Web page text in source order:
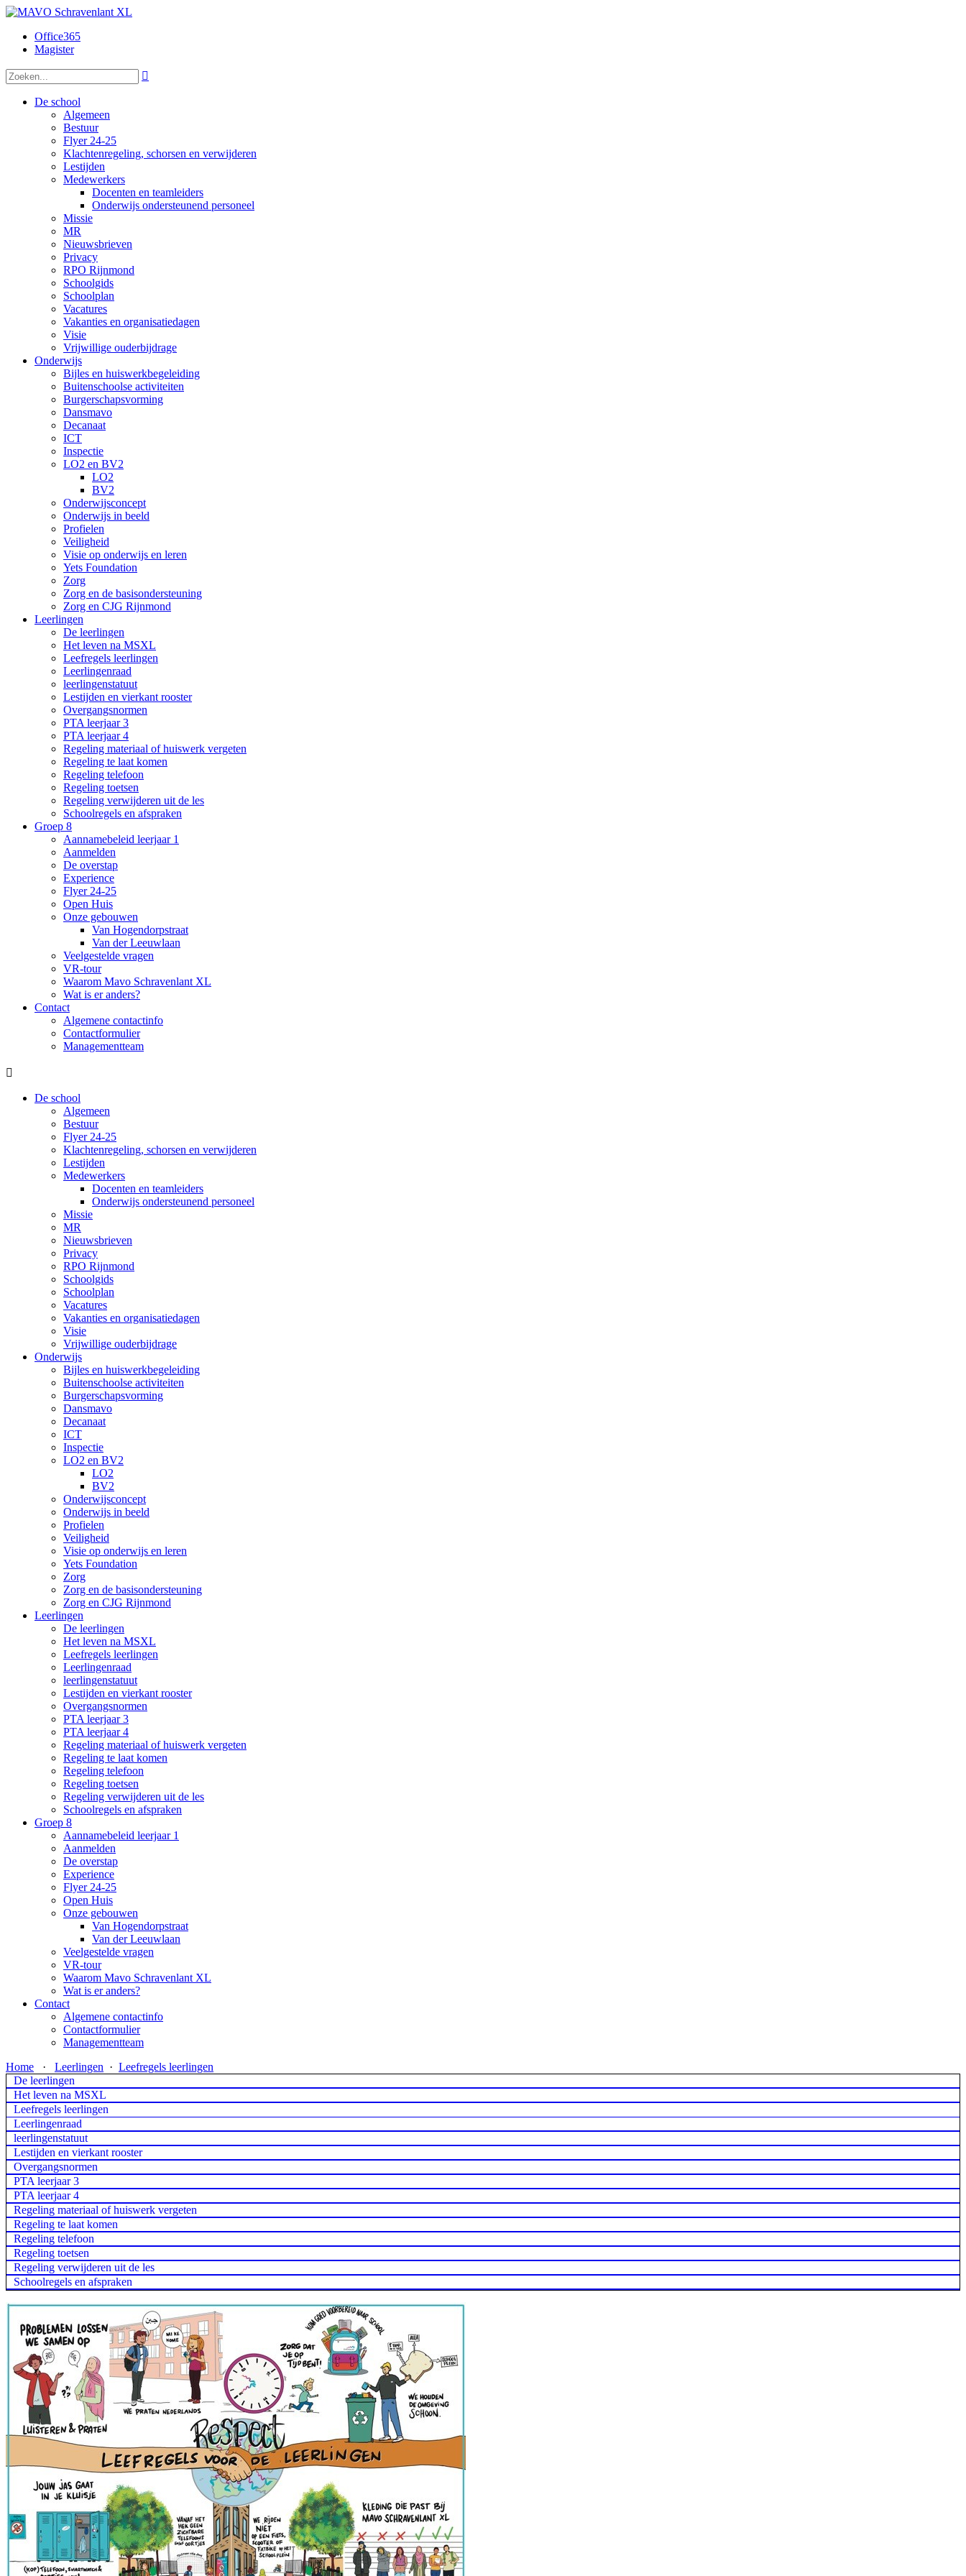
Office365
Magister

De school
Algemeen
Bestuur
Flyer 24-25
Klachtenregeling, schorsen en verwijderen
Lestijden
Medewerkers
Docenten en teamleiders
Onderwijs ondersteunend personeel
Missie
MR
Nieuwsbrieven
Privacy
RPO Rijnmond
Schoolgids
Schoolplan
Vacatures
Vakanties en organisatiedagen
Visie
Vrijwillige ouderbijdrage
Onderwijs
Bijles en huiswerkbegeleiding
Buitenschoolse activiteiten
Burgerschapsvorming
Dansmavo
Decanaat
ICT
Inspectie
LO2 en BV2
LO2
BV2
Onderwijsconcept
Onderwijs in beeld
Profielen
Veiligheid
Visie op onderwijs en leren
Yets Foundation
Zorg
Zorg en de basisondersteuning
Zorg en CJG Rijnmond
Leerlingen
De leerlingen
Het leven na MSXL
Leefregels leerlingen
Leerlingenraad
leerlingenstatuut
Lestijden en vierkant rooster
Overgangsnormen
PTA leerjaar 3
PTA leerjaar 4
Regeling materiaal of huiswerk vergeten
Regeling te laat komen
Regeling telefoon
Regeling toetsen
Regeling verwijderen uit de les
Schoolregels en afspraken
Groep 8
Aannamebeleid leerjaar 1
Aanmelden
De overstap
Experience
Flyer 24-25
Open Huis
Onze gebouwen
Van Hogendorpstraat
Van der Leeuwlaan
Veelgestelde vragen
VR-tour
Waarom Mavo Schravenlant XL
Wat is er anders?
Contact
Algemene contactinfo
Contactformulier
Managementteam

De school
Algemeen
Bestuur
Flyer 24-25
Klachtenregeling, schorsen en verwijderen
Lestijden
Medewerkers
Docenten en teamleiders
Onderwijs ondersteunend personeel
Missie
MR
Nieuwsbrieven
Privacy
RPO Rijnmond
Schoolgids
Schoolplan
Vacatures
Vakanties en organisatiedagen
Visie
Vrijwillige ouderbijdrage
Onderwijs
Bijles en huiswerkbegeleiding
Buitenschoolse activiteiten
Burgerschapsvorming
Dansmavo
Decanaat
ICT
Inspectie
LO2 en BV2
LO2
BV2
Onderwijsconcept
Onderwijs in beeld
Profielen
Veiligheid
Visie op onderwijs en leren
Yets Foundation
Zorg
Zorg en de basisondersteuning
Zorg en CJG Rijnmond
Leerlingen
De leerlingen
Het leven na MSXL
Leefregels leerlingen
Leerlingenraad
leerlingenstatuut
Lestijden en vierkant rooster
Overgangsnormen
PTA leerjaar 3
PTA leerjaar 4
Regeling materiaal of huiswerk vergeten
Regeling te laat komen
Regeling telefoon
Regeling toetsen
Regeling verwijderen uit de les
Schoolregels en afspraken
Groep 8
Aannamebeleid leerjaar 1
Aanmelden
De overstap
Experience
Flyer 24-25
Open Huis
Onze gebouwen
Van Hogendorpstraat
Van der Leeuwlaan
Veelgestelde vragen
VR-tour
Waarom Mavo Schravenlant XL
Wat is er anders?
Contact
Algemene contactinfo
Contactformulier
Managementteam
Home · Leerlingen · Leefregels leerlingen
De leerlingen
Het leven na MSXL
Leefregels leerlingen
Leerlingenraad
leerlingenstatuut
Lestijden en vierkant rooster
Overgangsnormen
PTA leerjaar 3
PTA leerjaar 4
Regeling materiaal of huiswerk vergeten
Regeling te laat komen
Regeling telefoon
Regeling toetsen
Regeling verwijderen uit de les
Schoolregels en afspraken